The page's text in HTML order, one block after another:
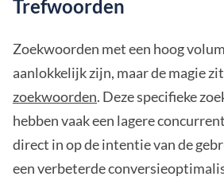
Trefwoorden
Zoekwoorden met een hoog
aanlokkelijk zijn, maar de magie
zoekwoorden. Deze specifieke
hebben vaak een lagere
direct in op de intentie van de
een verbeterde